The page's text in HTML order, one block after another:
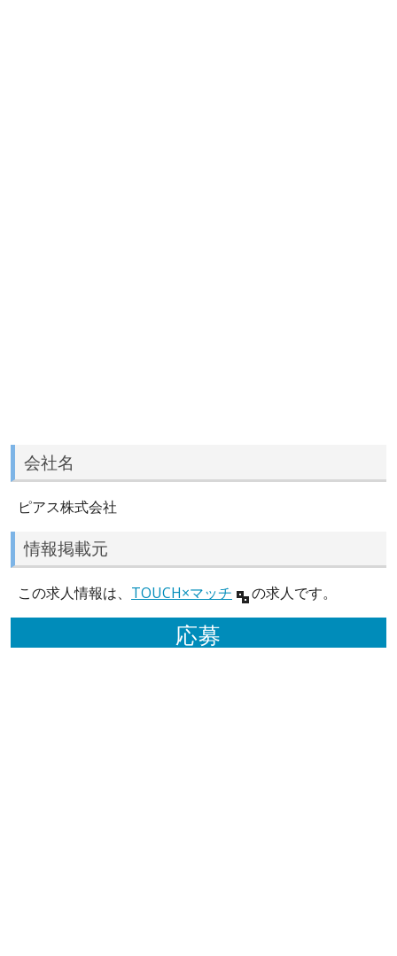
会社名
ピアス株式会社
情報掲載元
この求人情報は、 TOUCH×マッチ の求人です。
応募